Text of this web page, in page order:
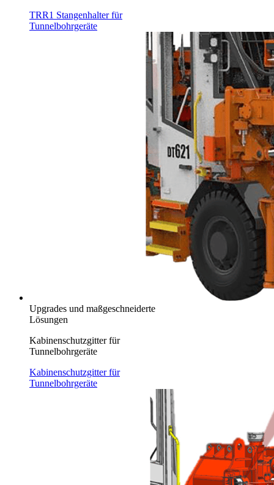
TRR1 Stangenhalter für
Tunnelbohrgeräte
Upgrades und maßgeschneiderte
Lösungen
Kabinenschutzgitter für
Tunnelbohrgeräte
Kabinenschutzgitter für
Tunnelbohrgeräte